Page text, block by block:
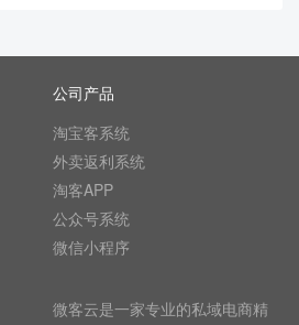
公司产品
淘宝客系统
外卖返利系统
淘客APP
公众号系统
微信小程序
微客云是一家专业的私域电商精